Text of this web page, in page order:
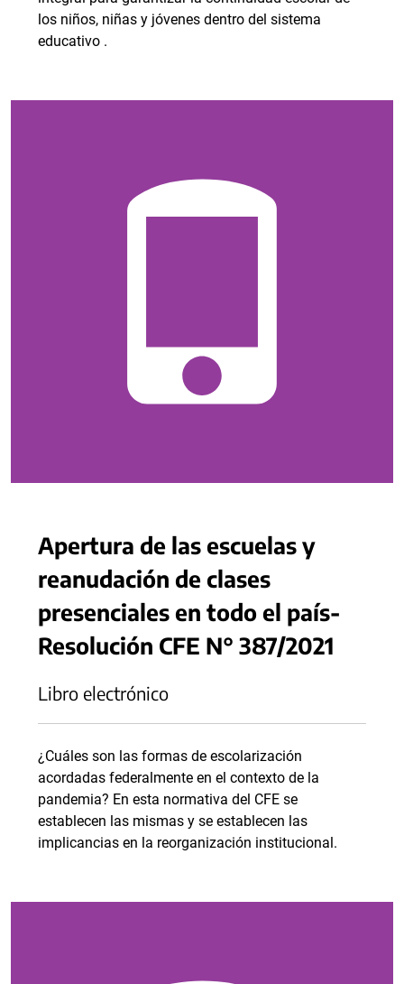
los niños, niñas y jóvenes dentro del sistema
educativo .
Apertura de las escuelas y
reanudación de clases
presenciales en todo el país-
Resolución CFE N° 387/2021
Libro electrónico
¿Cuáles son las formas de escolarización
acordadas federalmente en el contexto de la
pandemia? En esta normativa del CFE se
establecen las mismas y se establecen las
implicancias en la reorganización institucional.